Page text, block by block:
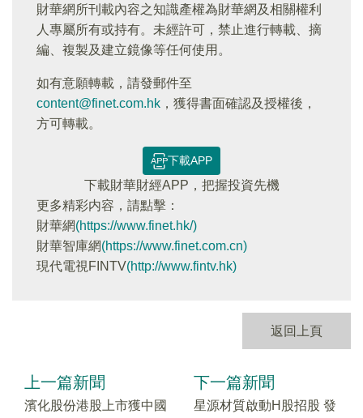
財華網所刊載內容之知識產權為財華網及相關權利
人專屬所有或持有。未經許可，禁止進行轉載、摘
編、複製及建立鏡像等任何使用。
如有意願轉載，請發郵件至
content@finet.com.hk ，獲得書面確認及授權後，
方可轉載。
下載APP
下載財華財經APP，把握投資先機
更多精彩内容，請點擊：
財華網(https://www.finet.hk/)
財華智庫網(https://www.finet.com.cn)
現代電視FINTV(http://www.fintv.hk)
返回上頁
上一篇新聞
濱化股份港股上市獲中國
下一篇新聞
星源材質啟動H股招股 發